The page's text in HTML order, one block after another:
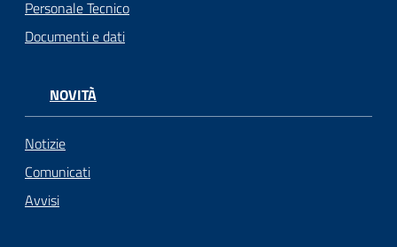
Personale Tecnico
Documenti e dati
NOVITÀ
Notizie
Comunicati
Avvisi